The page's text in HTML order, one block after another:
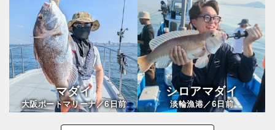
マダイ
大阪ポートマリーナ／6日前
シロアマダイ
淡輪漁港／6日前